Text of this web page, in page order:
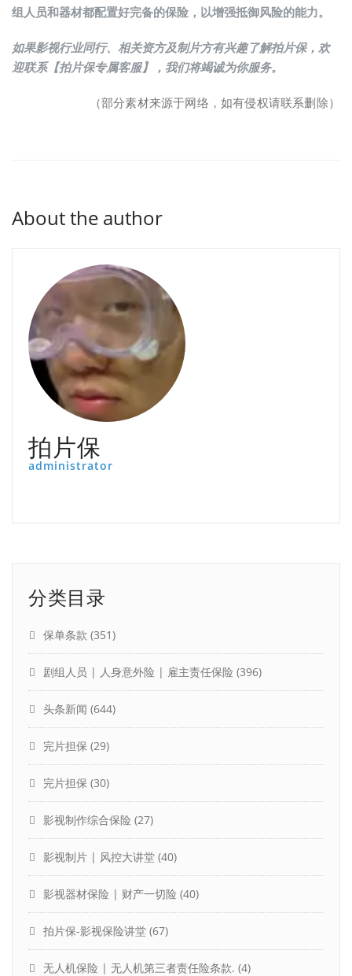
组人员和器材都配置好完备的保险，以增强抵御风险的能力。
如果影视行业同行、相关资方及制片方有兴趣了解拍片保，欢
迎联系【拍片保专属客服】，我们将竭诚为你服务。
（部分素材来源于网络，如有侵权请联系删除）
About the author
拍片保
administrator
分类目录
保单条款 (351)
剧组人员 | 人身意外险 | 雇主责任保险 (396)
头条新闻 (644)
完片担保 (29)
完片担保 (30)
影视制作综合保险 (27)
影视制片 | 风控大讲堂 (40)
影视器材保险 | 财产一切险 (40)
拍片保-影视保险讲堂 (67)
无人机保险 | 无人机第三者责任险条款. (4)